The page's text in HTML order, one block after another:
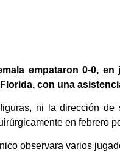
empataron 0-0,
con una
ni la dirección
en febrero
observara varios